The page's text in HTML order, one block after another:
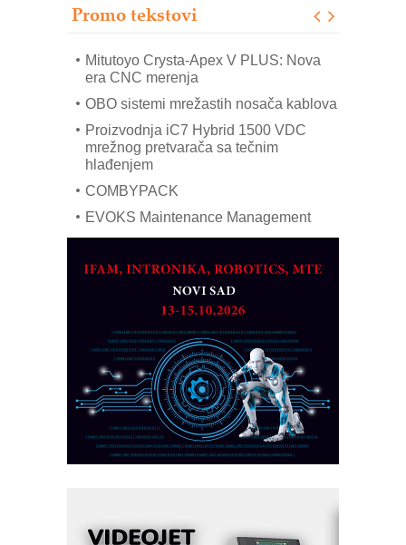
Promo tekstovi
Art Utopia Studio – vizuelne priče
Mitutoyo Crysta-Apex V PLUS: Nova
era CNC merenja
OBO sistemi mrežastih nosača kablova
Proizvodnja iC7 Hybrid 1500 VDC
mrežnog pretvarača sa tečnim
hlađenjem
COMBYPACK
EVOKS Maintenance Management
na viši nivo
Detekcija različitih oblika
MAREX - Lim i mašine za savremena
rešenja
Marcom-plast d.o.o.- vaš pouzdan
partner
CTO - Prilagodite svoju toplinsku
obradu!
Razvoj asortimanskog pravca MINI-
PLC AKYTEC
MOTOMAN – NEXT-Robotika vođena